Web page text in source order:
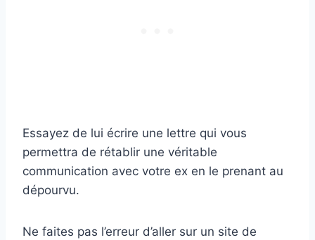
Essayez de lui écrire une lettre qui vous
permettra de rétablir une véritable
communication avec votre ex en le prenant au
dépourvu.
Ne faites pas l’erreur d’aller sur un site de